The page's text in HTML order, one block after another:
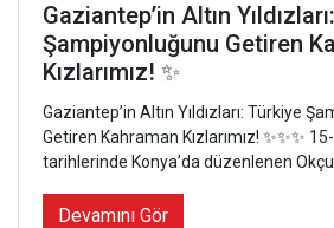
Gaziantep’in Altın
Şampiyonluğunu Getiren
Kızlarımız! ✨
Gaziantep’in Altın Yıldızları: Türkiye
Getiren Kahraman Kızlarımız! ✨✨✨
tarihlerinde Konya’da düzenlenen
Devamını Gör